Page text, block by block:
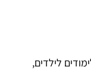
לילדים,